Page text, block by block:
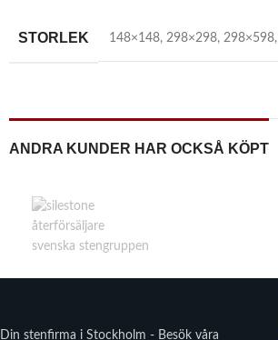
STORLEK 148×148, 298×298, 298×598,
ANDRA KUNDER HAR OCKSÅ KÖPT
Din stenfirma i Stockholm - Besök våra